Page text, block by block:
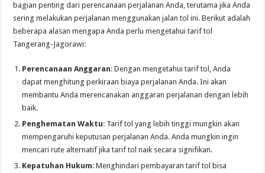
bagian penting dari perencanaan perjalanan Anda, terutama jika Anda
sering melakukan perjalanan menggunakan jalan tol ini. Berikut adalah
beberapa alasan mengapa Anda perlu mengetahui tarif tol
Tangerang-Jagorawi:
Perencanaan Anggaran: Dengan mengetahui tarif tol, Anda
dapat menghitung perkiraan biaya perjalanan Anda. Ini akan
membantu Anda merencanakan anggaran perjalanan dengan lebih
baik.
Penghematan Waktu: Tarif tol yang lebih tinggi mungkin akan
mempengaruhi keputusan perjalanan Anda. Anda mungkin ingin
mencari rute alternatif jika tarif tol naik secara signifikan.
Kepatuhan Hukum: Menghindari pembayaran tarif tol bisa